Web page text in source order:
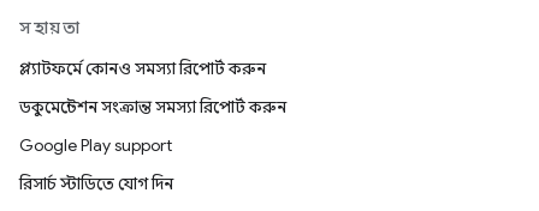
সহায়তা
প্ল্যাটফর্মে কোনও সমস্যা রিপোর্ট করুন
ডকুমেন্টেশন সংক্রান্ত সমস্যা রিপোর্ট করুন
Google Play support
রিসার্চ স্টাডিতে যোগ দিন